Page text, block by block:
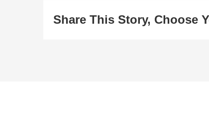
Share This Story, Choose